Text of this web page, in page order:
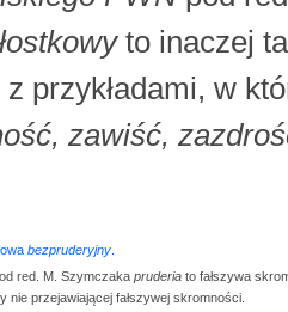
to inaczej
z przykładami, w
zawiść,
bezpruderyjny
red. M. Szymczaka pruderia to fałszywa
nie przejawiającej fałszywej skromności.